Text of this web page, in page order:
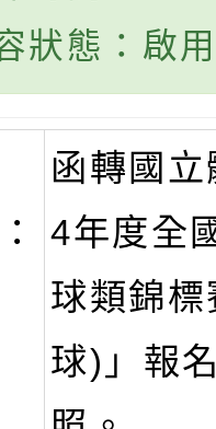
狀態：啟
函轉國
4年度全
球類錦
球)」報